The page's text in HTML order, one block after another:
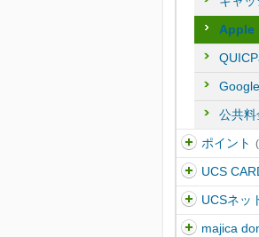
Apple
公共
ポイント
UCS
UCSネッ
majica